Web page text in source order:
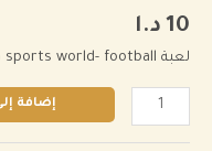
10 د.ا
لعبة sports world- football مناسبة للأطفال بعمر 3 سنوات فما فوق
كبير
إضافة